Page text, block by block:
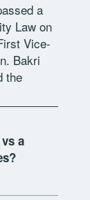
a
Law on
Vice-
Bakri
the
a